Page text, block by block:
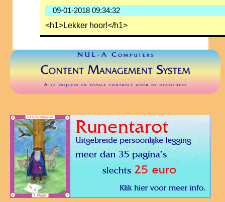
09-01-2018 09:34:32
<h1>Lekker hoor!</h1>